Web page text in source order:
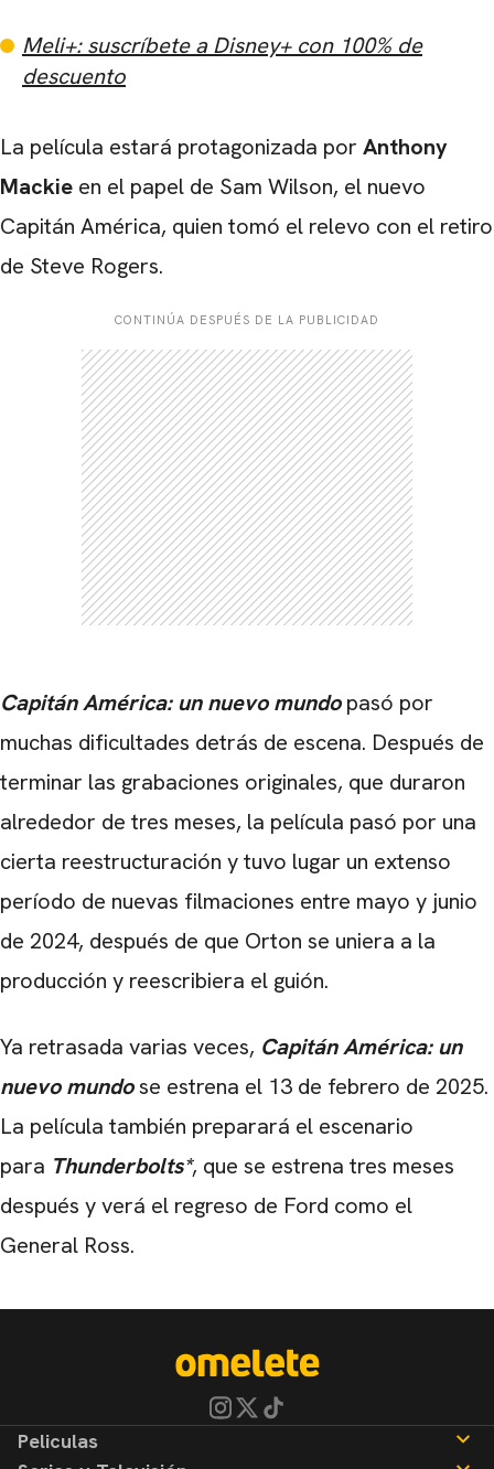
Meli+: suscríbete a Disney+ con 100% de
descuento
La película estará protagonizada por Anthony
Mackie en el papel de Sam Wilson, el nuevo
Capitán América, quien tomó el relevo con el retiro
de Steve Rogers.
CONTINÚA DESPUÉS DE LA PUBLICIDAD
Capitán América: un nuevo mundopasó por
muchas dificultades detrás de escena. Después de
terminar las grabaciones originales, que duraron
alrededor de tres meses, la película pasó por una
cierta reestructuración y tuvo lugar un extenso
período de nuevas filmaciones entre mayo y junio
de 2024, después de que Orton se uniera a la
producción y reescribiera el guión.
Ya retrasada varias veces, Capitán América: un
nuevo mundose estrena el 13 de febrero de 2025.
La película también preparará el escenario
para Thunderbolts*, que se estrena tres meses
después y verá el regreso de Ford como el
General Ross.
CARREGANDO PUBLICIDADE
Peliculas